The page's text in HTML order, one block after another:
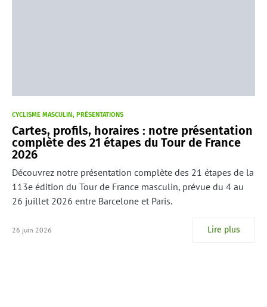
CYCLISME MASCULIN PRÉSENTATIONS
Cartes, profils, horaires : notre présentation
complète des 21 étapes du Tour de France
2026
Découvrez notre présentation complète des 21 étapes de la
113e édition du Tour de France masculin, prévue du 4 au
26 juillet 2026 entre Barcelone et Paris.
26 juin 2026 Lire plus